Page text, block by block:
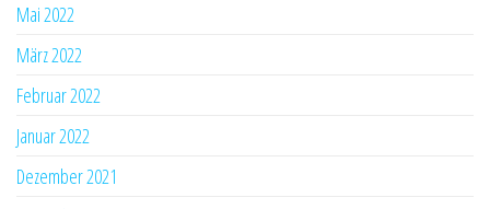
Mai 2022
März 2022
Februar 2022
Januar 2022
Dezember 2021